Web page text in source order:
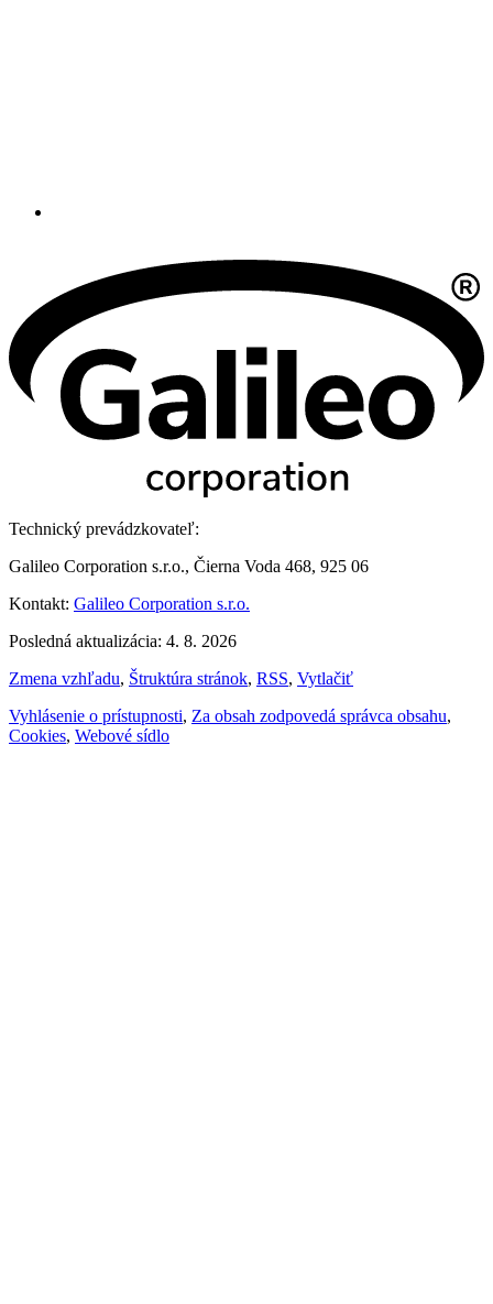
Technický prevádzkovateľ:
Galileo Corporation s.r.o., Čierna Voda 468, 925 06
Kontakt: Galileo Corporation s.r.o.
Posledná aktualizácia: 4. 8. 2026
Zmena vzhľadu, Štruktúra stránok, RSS, Vytlačiť
Vyhlásenie o prístupnosti, Za obsah zodpovedá správca obsahu,
Cookies, Webové sídlo